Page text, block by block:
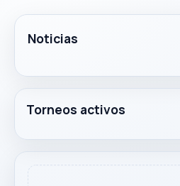
Noticias
Torneos activos